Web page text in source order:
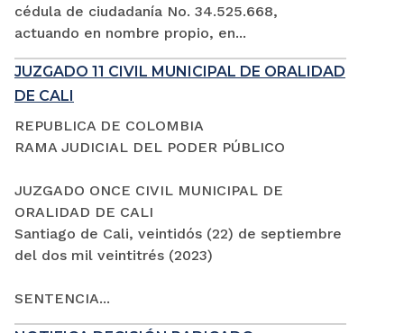
cédula de ciudadanía No. 34.525.668,
actuando en nombre propio, en...
JUZGADO 11 CIVIL MUNICIPAL DE ORALIDAD
DE CALI
REPUBLICA DE COLOMBIA
RAMA JUDICIAL DEL PODER PÚBLICO
JUZGADO ONCE CIVIL MUNICIPAL DE
ORALIDAD DE CALI
Santiago de Cali, veintidós (22) de septiembre
del dos mil veintitrés (2023)
SENTENCIA...